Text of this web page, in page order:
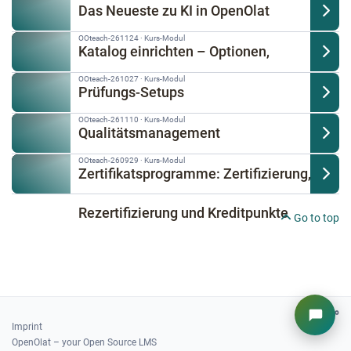
Das Neueste zu KI in OpenOlat
OOteach-261124· Kurs-Modul
Katalog einrichten – Optionen,
Auswirkungen und Beispiele
OOteach-261027· Kurs-Modul
Prüfungs-Setups
OOteach-261110 · Kurs-Modul
Qualitätsmanagement
OOteach-260929 · Kurs-Modul
Zertifikatsprogramme: Zertifizierung,
Rezertifizierung und Kreditpunkte Go to top
Imprint
OpenOlat – your Open Source LMS